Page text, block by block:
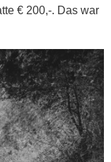
€ 200,-. Das war